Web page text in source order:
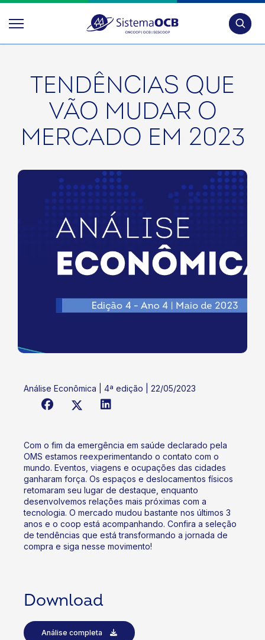
TENDÊNCIAS QUE
VÃO MUDAR O
MERCADO EM 2023
Análise Econômica | 4ª edição | 22/05/2023
Com o fim da emergência em saúde declarado pela
OMS estamos reexperimentando o contato com o
mundo. Eventos, viagens e ocupações das cidades
ganharam força. Os espaços e deslocamentos físicos
retomaram seu lugar de destaque, enquanto
desenvolvemos relações mais próximas com a
tecnologia. O mercado mudou bastante nos últimos 3
anos e o coop está acompanhando. Confira a seleção
de tendências que está transformando a jornada de
compra e siga nesse movimento!
Download
Análise completa